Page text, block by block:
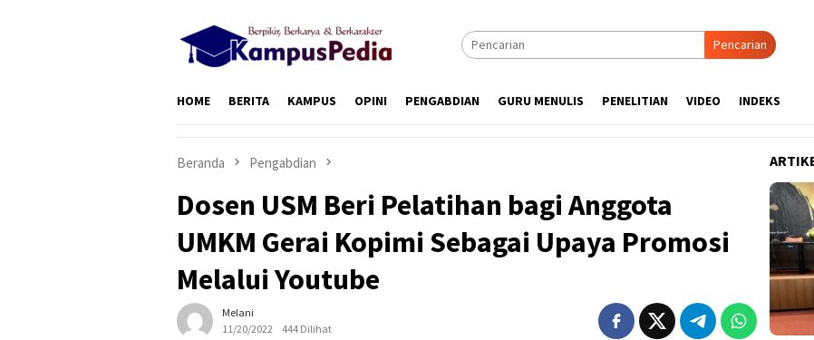
Pencarian
HOME BERITA KAMPUS OPINI PENGABDIAN GURU MENULIS PENELITIAN VIDEO INDEKS
Beranda Pengabdian
Dosen USM Beri Pelatihan bagi Anggota
UMKM Gerai Kopimi Sebagai Upaya Promosi
Melalui Youtube
Melani
11/20/2022
444 Dilihat